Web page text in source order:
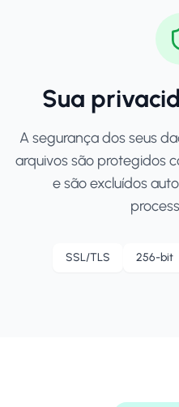
Sua
A segurança dos seus
arquivos são protegidos
e são excluídos
SSL/TLS 256-bit